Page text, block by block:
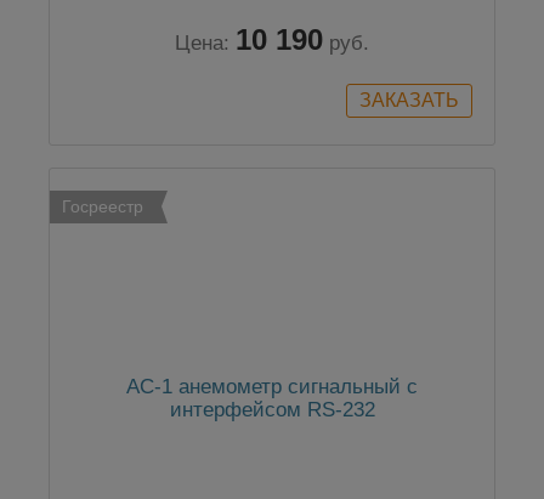
Цена: 10 190 руб.
Госреестр
АС-1 анемометр сигнальный с
интерфейсом RS-232